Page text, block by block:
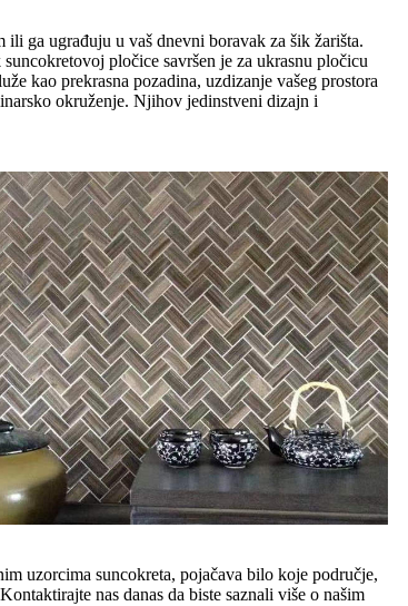
ga ugrađuju u vaš dnevni boravak za šik žarišta.
pločice savršen je za ukrasnu pločicu
kao prekrasna pozadina, uzdizanje vašeg prostora
okruženje. Njihov jedinstveni dizajn i
uzorcima suncokreta, pojačava bilo koje područje,
nas danas da biste saznali više o našim